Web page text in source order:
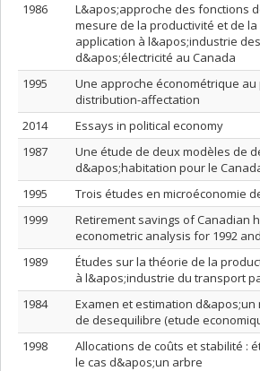
1986
L&apos;approche des fonctions
mesure de la productivité et de
application à l&apos;industrie
d&apos;électricité au Canada
1995
Une approche économétrique au
distribution-affectation
2014
Essays in political economy
1987
Une étude de deux modèles de
d&apos;habitation pour le
1995
Trois études en microéconomie
1999
Retirement savings of Canadian
econometric analysis for 1992
1989
Études sur la théorie de la
à l&apos;industrie du transport
1984
Examen et estimation
de desequilibre (etude
1998
Allocations de coûts et stabilité :
le cas d&apos;un arbre